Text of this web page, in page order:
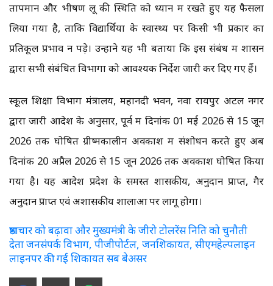
तापमान और भीषण लू की स्थिति को ध्यान में रखते हुए यह फैसला
लिया गया है, ताकि विद्यार्थियों के स्वास्थ्य पर किसी भी प्रकार का
प्रतिकूल प्रभाव न पड़े। उन्होंने यह भी बताया कि इस संबंध में शासन
द्वारा सभी संबंधित विभागों को आवश्यक निर्देश जारी कर दिए गए हैं।
स्कूल शिक्षा विभाग मंत्रालय, महानदी भवन, नवा रायपुर अटल नगर
द्वारा जारी आदेश के अनुसार, पूर्व में दिनांक 01 मई 2026 से 15 जून
2026 तक घोषित ग्रीष्मकालीन अवकाश में संशोधन करते हुए अब
दिनांक 20 अप्रैल 2026 से 15 जून 2026 तक अवकाश घोषित किया
गया है। यह आदेश प्रदेश के समस्त शासकीय, अनुदान प्राप्त, गैर
अनुदान प्राप्त एवं अशासकीय शालाओं पर लागू होगा।
भ्रष्टाचार को बढ़ावा और मुख्यमंत्री के जीरो टोलरेंस निति को चुनौती
देता जनसंपर्क विभाग, पीजीपोर्टल, जनशिकायत, सीएमहेल्पलाइन
लाइनपर की गई शिकायत सब बेअसर